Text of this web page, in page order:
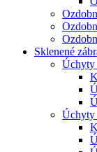
Sklenené
Úchyty
Úchyty